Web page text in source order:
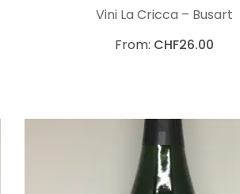
CHOIX DES OPTIONS
Vini La Cricca – Busart
From: CHF26.00